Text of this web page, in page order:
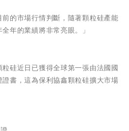
的市場行情判斷，隨著顆粒硅產能
年的業績將非常亮眼。」
硅近日已獲得全球第一張由法國國
書，這為保利協鑫顆粒硅擴大市場